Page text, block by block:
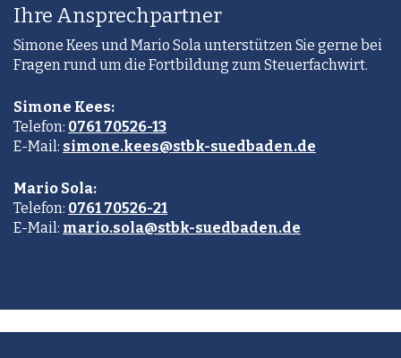
Ihre Ansprechpartner
Simone Kees und Mario Sola unterstützen Sie gerne bei
Fragen rund um die Fortbildung zum Steuerfachwirt.
Simone Kees:
Telefon: 0761 70526-13
E-Mail: simone.kees@stbk-suedbaden.de
Mario Sola:
Telefon: 0761 70526-21
E-Mail: mario.sola@stbk-suedbaden.de